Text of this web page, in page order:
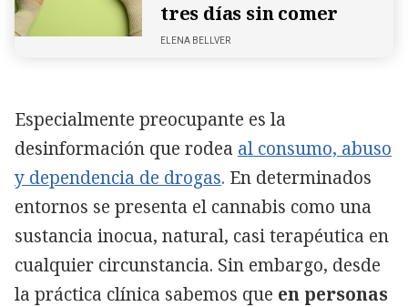
tres días sin comer
ELENA BELLVER
Especialmente preocupante es la
desinformación que rodea al consumo, abuso
y dependencia de drogas. En determinados
entornos se presenta el cannabis como una
sustancia inocua, natural, casi terapéutica en
cualquier circunstancia. Sin embargo, desde
la práctica clínica sabemos que en personas